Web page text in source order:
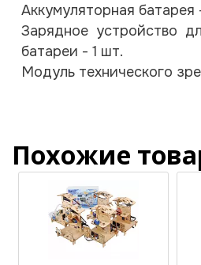
Аккумуляторная батарея
Зарядное устройство
батареи - 1 шт.
Модуль технического
Похожие